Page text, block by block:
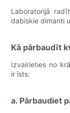
Laboratorijā
dabiskie dimanti
Kā pārbaudīt
Izvairieties no
ir īsts:
a. Pārbaudiet